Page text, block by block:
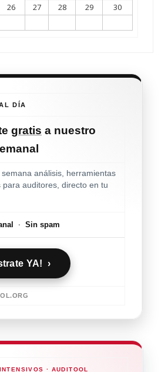
26 27 28 29
30
DÍA
gratis a nuestro
semana análisis, herramientas
para auditores, directo en tu
· Sin spam
YA! ›
· AUDITOOL